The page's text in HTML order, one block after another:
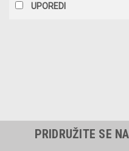
UPOREDI
PRIDRUŽITE SE